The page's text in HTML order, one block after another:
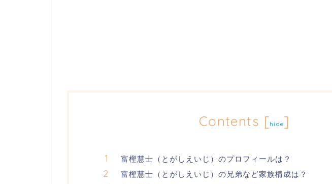
Contents [hide]
富樫慧士（とがしえいじ）のプロフィールは？
富樫慧士（とがしえいじ）の兄弟など家族構成は？